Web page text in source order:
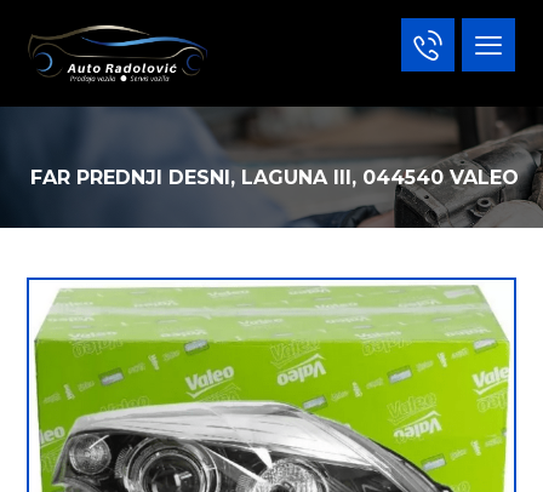
FAR PREDNJI DESNI, LAGUNA III, 044540 VALEO